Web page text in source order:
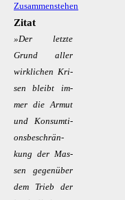
Zitat
»Der letz­te
Grund al­ler
wirk­li­chen Kri­
sen bleibt im­
mer die Ar­mut
und Kon­sum­­ti­
ons­­be­­schrän­
kung der Mas­
sen ge­gen­über
dem Trieb der